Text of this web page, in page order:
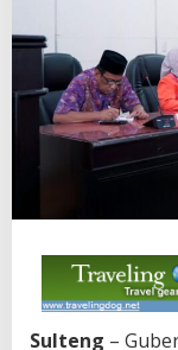
Sulteng –